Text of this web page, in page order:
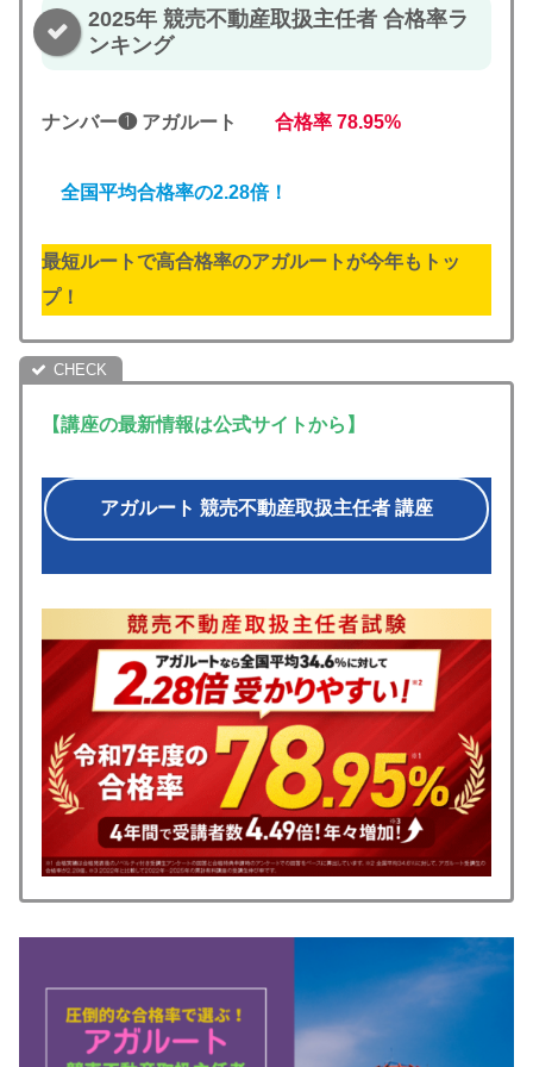
2025年 競売不動産取扱主任者 合格率ラ
ンキング
ナンバー❶ アガルート 合格率 78.95%
全国平均合格率の2.28倍！
最短ルートで高合格率のアガルートが今年もトッ
プ！
【講座の最新情報は公式サイトから】
アガルート 競売不動産取扱主任者 講座